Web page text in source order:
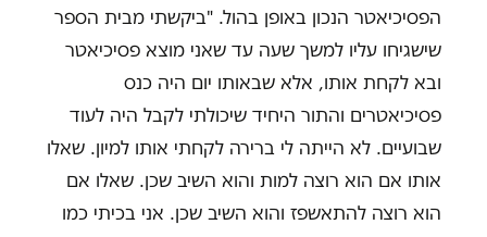
הפסיכיאטר הנכון באופן בהול. "ביקשתי מבית הספר
שישגיחו עליו למשך שעה עד שאני מוצא פסיכיאטר
ובא לקחת אותו, אלא שבאותו יום היה כנס
פסיכיאטרים והתור היחיד שיכולתי לקבל היה לעוד
שבועיים. לא הייתה לי ברירה לקחתי אותו למיון. שאלו
אותו אם הוא רוצה למות והוא השיב שכן. שאלו אם
הוא רוצה להתאשפז והוא השיב שכן. אני בכיתי כמו